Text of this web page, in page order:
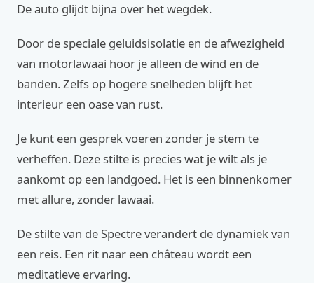
De auto glijdt bijna over het wegdek.
Door de speciale geluidsisolatie en de afwezigheid
van motorlawaai hoor je alleen de wind en de
banden. Zelfs op hogere snelheden blijft het
interieur een oase van rust.
Je kunt een gesprek voeren zonder je stem te
verheffen. Deze stilte is precies wat je wilt als je
aankomt op een landgoed. Het is een binnenkomer
met allure, zonder lawaai.
De stilte van de Spectre verandert de dynamiek van
een reis. Een rit naar een château wordt een
meditatieve ervaring.